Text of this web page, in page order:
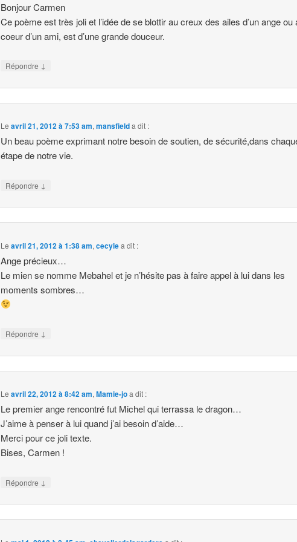
Bonjour Carmen
Ce poème est très joli et l’idée de se blottir au creux des ailes d’un ange ou
coeur d’un ami, est d’une grande douceur.
Répondre ↓
Leavril 21, 2012 à 7:53 am,mansfielda dit :
Un beau poème exprimant notre besoin de soutien, de sécurité,dans
étape de notre vie.
Répondre ↓
Leavril 21, 2012 à 1:38 am,cecylea dit :
Ange précieux…
Le mien se nomme Mebahel et je n’hésite pas à faire appel à lui dans les
moments sombres…
Répondre ↓
Leavril 22, 2012 à 8:42 am,Mamie-joa dit :
Le premier ange rencontré fut Michel qui terrassa le dragon…
J’aime à penser à lui quand j’ai besoin d’aide…
Merci pour ce joli texte.
Bises, Carmen !
Répondre ↓